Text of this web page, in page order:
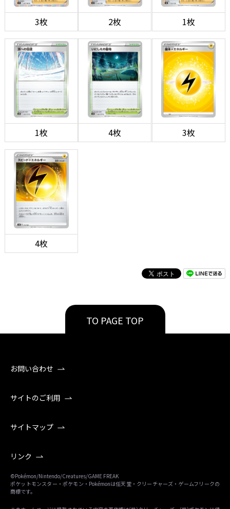
3枚 2枚 1枚
1枚 4枚 3枚
4枚
TO PAGE TOP
お問い合わせ
サイトのご利用
サイトマップ
リンク
©Pokémon/Nintendo/Creatures/GAME FREAK
ポケットモンスター・ポケモン・Pokémonは任天堂・クリーチャーズ・ゲームフリークの
商標です。